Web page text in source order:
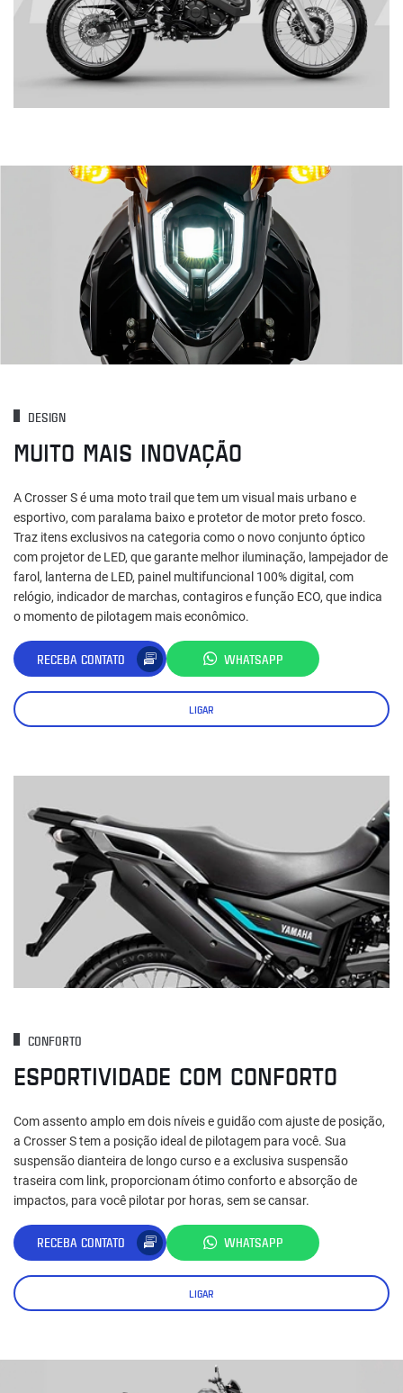
DESIGN
MUITO MAIS INOVAÇÃO
A Crosser S é uma moto trail que tem um visual mais urbano e
esportivo, com paralama baixo e protetor de motor preto fosco.
Traz itens exclusivos na categoria como o novo conjunto óptico
com projetor de LED, que garante melhor iluminação, lampejador de
farol, lanterna de LED, painel multifuncional 100% digital, com
relógio, indicador de marchas, contagiros e função ECO, que indica
o momento de pilotagem mais econômico.
RECEBA CONTATO WHATSAPP
LIGAR
CONFORTO
ESPORTIVIDADE COM CONFORTO
Com assento amplo em dois níveis e guidão com ajuste de posição,
a Crosser S tem a posição ideal de pilotagem para você. Sua
suspensão dianteira de longo curso e a exclusiva suspensão
traseira com link, proporcionam ótimo conforto e absorção de
impactos, para você pilotar por horas, sem se cansar.
RECEBA CONTATO WHATSAPP
LIGAR